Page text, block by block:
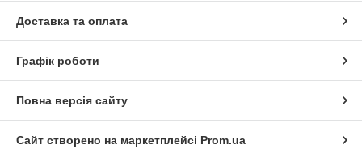
Доставка та оплата
Графік роботи
Повна версія сайту
Сайт створено на маркетплейсі Prom.ua